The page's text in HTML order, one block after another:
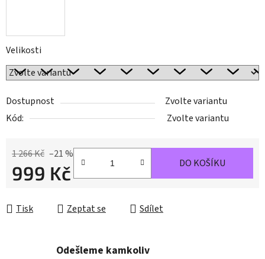
Velikosti
Dostupnost
Zvolte variantu
Kód:
Zvolte variantu
1 266 Kč –21 %
999 Kč DO KOŠÍKU
Tisk Zeptat se Sdílet
Odešleme kamkoliv